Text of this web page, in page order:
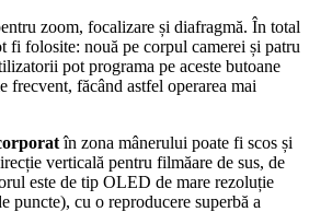
zoom, focalizare și diafragmă. În total
fi folosite: nouă pe corpul camerei și patru
pot programa pe aceste butoane
frecvent, făcând astfel operarea mai
în zona mânerului poate fi scos și
verticală pentru filmăare de sus, de
este de tip OLED de mare rezoluție
puncte), cu o reproducere superbă a